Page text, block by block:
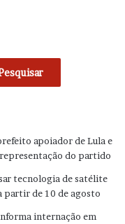
apoiador de Lula e
do partido
tecnologia de satélite
partir de 10 de agosto
internação em